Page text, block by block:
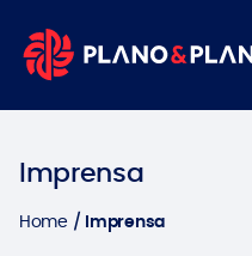
Imprensa
Home Imprensa